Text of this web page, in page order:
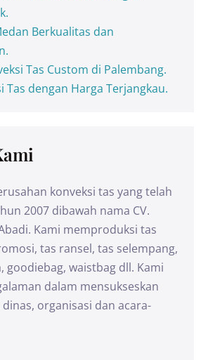
Berkualitas dan
Tas Custom di Palembang.
Tas dengan Harga Terjangkau.
konveksi tas yang telah
2007 dibawah nama CV.
Kami memproduksi tas
tas ransel, tas selempang,
goodiebag, waistbag dll. Kami
dalam mensukseskan
organisasi dan acara-